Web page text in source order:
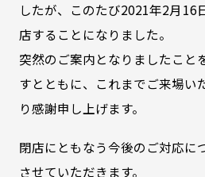
したが、このたび2021年2月16
店することになりました。
突然のご案内となりましたこと
すとともに、これまでご来場い
り感謝申し上げます。
閉店にともなう今後のご対応に
させていただきます。